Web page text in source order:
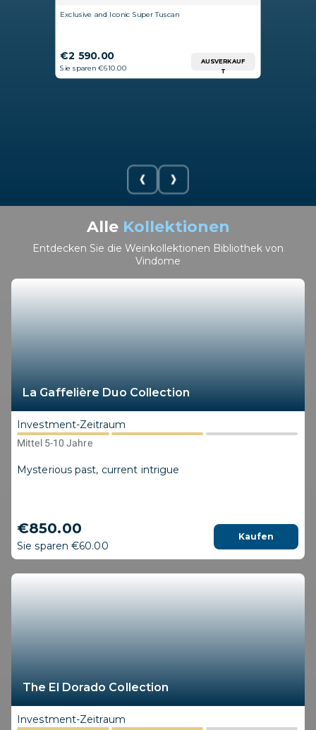
Exclusive and Iconic Super Tuscan
€2 590.00
Sie sparen €610.00
AUSVERKAUF
T
Alle Kollektionen
Entdecken Sie die Weinkollektionen Bibliothek von
Vindome
La Gaffelière Duo Collection
Investment-Zeitraum
Mittel 5-10 Jahre
Mysterious past, current intrigue
€850.00
Sie sparen €60.00
Kaufen
The El Dorado Collection
Investment-Zeitraum